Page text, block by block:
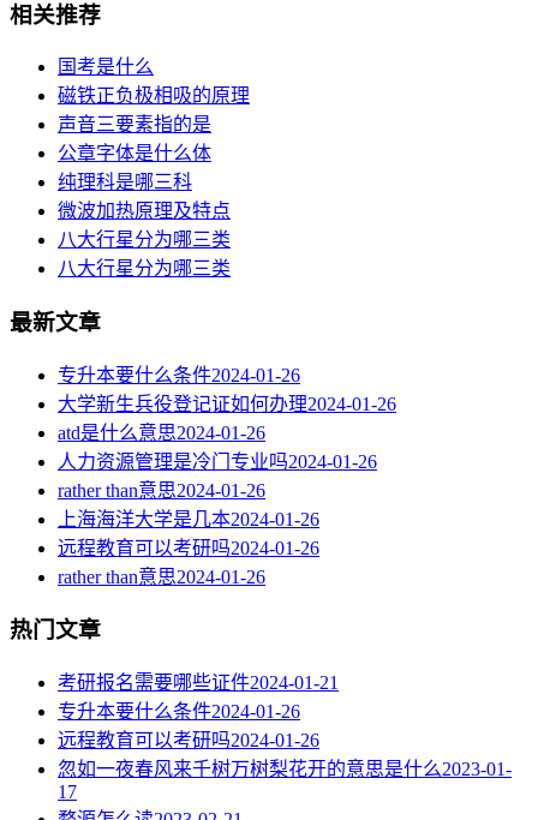
相关推荐
国考是什么
磁铁正负极相吸的原理
声音三要素指的是
公章字体是什么体
纯理科是哪三科
微波加热原理及特点
八大行星分为哪三类
八大行星分为哪三类
最新文章
专升本要什么条件2024-01-26
大学新生兵役登记证如何办理2024-01-26
atd是什么意思2024-01-26
人力资源管理是冷门专业吗2024-01-26
rather than意思2024-01-26
上海海洋大学是几本2024-01-26
远程教育可以考研吗2024-01-26
rather than意思2024-01-26
热门文章
考研报名需要哪些证件2024-01-21
专升本要什么条件2024-01-26
远程教育可以考研吗2024-01-26
忽如一夜春风来千树万树梨花开的意思是什么2023-01-
17